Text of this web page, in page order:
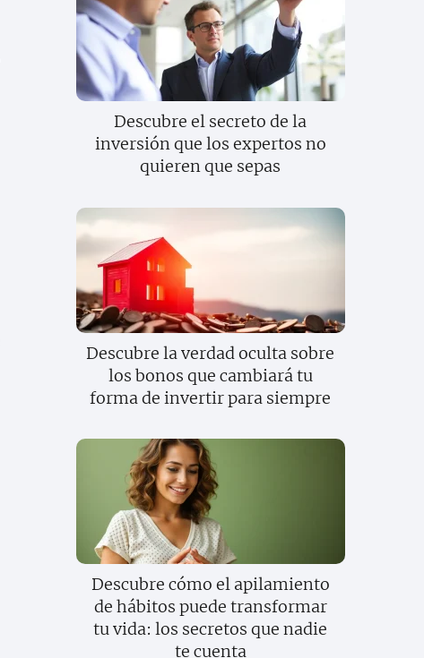
Descubre el secreto de la
inversión que los expertos no
quieren que sepas
Descubre la verdad oculta sobre
los bonos que cambiará tu
forma de invertir para siempre
Descubre cómo el apilamiento
de hábitos puede transformar
tu vida: los secretos que nadie
te cuenta